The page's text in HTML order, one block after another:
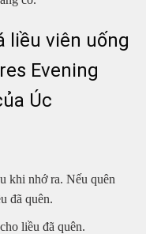
liều viên uống
Evening
Úc
khi nhớ ra. Nếu quên
đã quên.
liều đã quên.